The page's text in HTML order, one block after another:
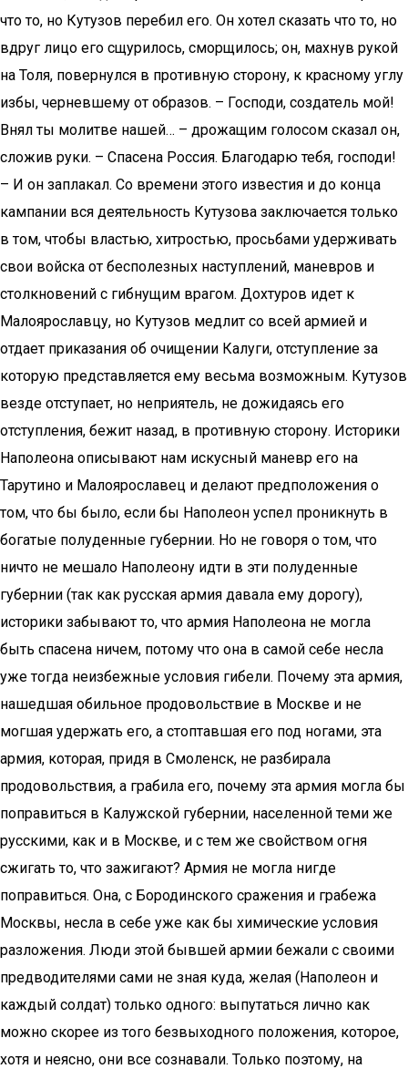
что то, но Кутузов перебил его. Он хотел сказать что то, но
вдруг лицо его сщурилось, сморщилось; он, махнув рукой
на Толя, повернулся в противную сторону, к красному углу
избы, черневшему от образов. – Господи, создатель мой!
Внял ты молитве нашей… – дрожащим голосом сказал он,
сложив руки. – Спасена Россия. Благодарю тебя, господи!
– И он заплакал. Со времени этого известия и до конца
кампании вся деятельность Кутузова заключается только
в том, чтобы властью, хитростью, просьбами удерживать
свои войска от бесполезных наступлений, маневров и
столкновений с гибнущим врагом. Дохтуров идет к
Малоярославцу, но Кутузов медлит со всей армией и
отдает приказания об очищении Калуги, отступление за
которую представляется ему весьма возможным. Кутузов
везде отступает, но неприятель, не дожидаясь его
отступления, бежит назад, в противную сторону. Историки
Наполеона описывают нам искусный маневр его на
Тарутино и Малоярославец и делают предположения о
том, что бы было, если бы Наполеон успел проникнуть в
богатые полуденные губернии. Но не говоря о том, что
ничто не мешало Наполеону идти в эти полуденные
губернии (так как русская армия давала ему дорогу),
историки забывают то, что армия Наполеона не могла
быть спасена ничем, потому что она в самой себе несла
уже тогда неизбежные условия гибели. Почему эта армия,
нашедшая обильное продовольствие в Москве и не
могшая удержать его, а стоптавшая его под ногами, эта
армия, которая, придя в Смоленск, не разбирала
продовольствия, а грабила его, почему эта армия могла бы
поправиться в Калужской губернии, населенной теми же
русскими, как и в Москве, и с тем же свойством огня
сжигать то, что зажигают? Армия не могла нигде
поправиться. Она, с Бородинского сражения и грабежа
Москвы, несла в себе уже как бы химические условия
разложения. Люди этой бывшей армии бежали с своими
предводителями сами не зная куда, желая (Наполеон и
каждый солдат) только одного: выпутаться лично как
можно скорее из того безвыходного положения, которое,
хотя и неясно, они все сознавали. Только поэтому, на